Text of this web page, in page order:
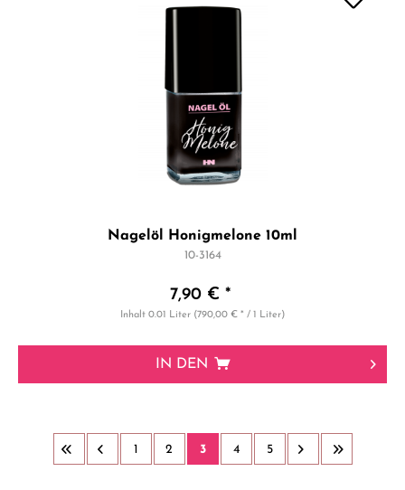
Nagelöl Honigmelone 10ml
10-3164
7,90 € *
Inhalt0.01 Liter (790,00 € * / 1 Liter)
IN DEN
1 2 3 4 5